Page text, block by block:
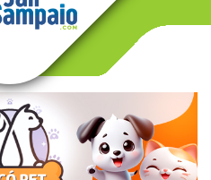
v
g
t
i
o